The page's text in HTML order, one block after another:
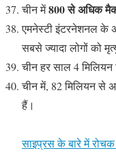
चीन में800 से अधिक
एमनेस्टी इंटरनेशनल के
सबसे ज्यादा लोगों को
चीन हर साल 4 मिलियन
चीन में, 82 मिलियन से
हैं।
साइप्रस के बारे में